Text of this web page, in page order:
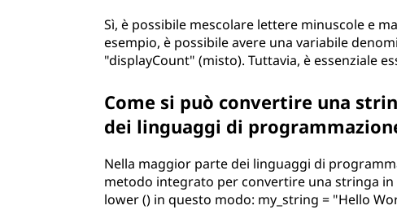
Sì, è possibile mescolare lettere minuscole e
esempio, è possibile avere una variabile
"displayCount" (misto). Tuttavia, è essenziale
Come si può convertire una
dei linguaggi di
Nella maggior parte dei linguaggi di
metodo integrato per convertire una stringa
lower () in questo modo: my_string = "Hello